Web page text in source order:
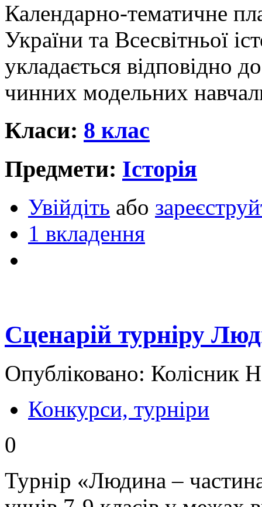
Календарно-тематичне
України та Всесвітньої
укладається відповідно
чинних модельних
Класи: 8 клас
Предмети: Історія
Увійдіть або
1 вкладення
Сценарій турніру
Опубліковано: Колісник
Конкурси, турніри
0
Турнір «Людина –